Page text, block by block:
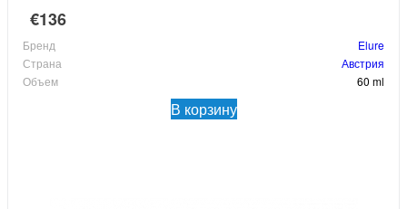
€136
Бренд
Elure
Страна
Австрия
Объем
60 ml
В корзину